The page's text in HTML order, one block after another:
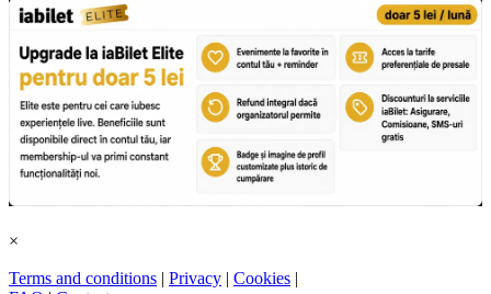
×
Terms and conditions | Privacy | Cookies |